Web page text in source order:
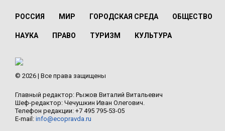
РОССИЯ МИР ГОРОДСКАЯ СРЕДА ОБЩЕСТВО
НАУКА ПРАВО ТУРИЗМ КУЛЬТУРА
© 2026 | Все права защищены
Главный редактор: Рыжов Виталий Витальевич
Шеф-редактор: Чечушкин Иван Олегович.
Телефон редакции: +7 495 795-53-05
E-mail: info@ecopravda.ru